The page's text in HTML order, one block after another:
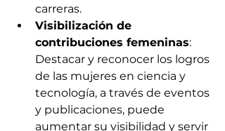
carreras.​
Visibilización de
contribuciones femeninas:
Destacar y reconocer los logros
de las mujeres en ciencia y
tecnología, a través de eventos
y publicaciones, puede
aumentar su visibilidad y servir